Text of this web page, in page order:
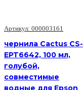
Артикул: 000003161
чернила Cactus CS-
EPT6642, 100 мл,
голубой,
совместимые
водные для Epson